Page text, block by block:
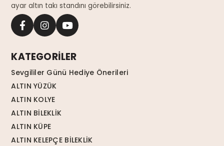
ayar altın takı standını görebilirsiniz.
KATEGORİLER
Sevgililer Günü Hediye Önerileri
ALTIN YÜZÜK
ALTIN KOLYE
ALTIN BİLEKLİK
ALTIN KÜPE
ALTIN KELEPÇE BİLEKLİK